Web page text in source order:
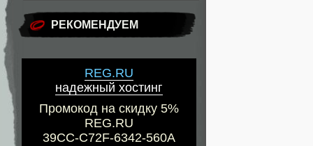
РЕКОМЕНДУЕМ
REG.RU
надежный хостинг
Промокод на скидку 5%
REG.RU
39CC-C72F-6342-560A